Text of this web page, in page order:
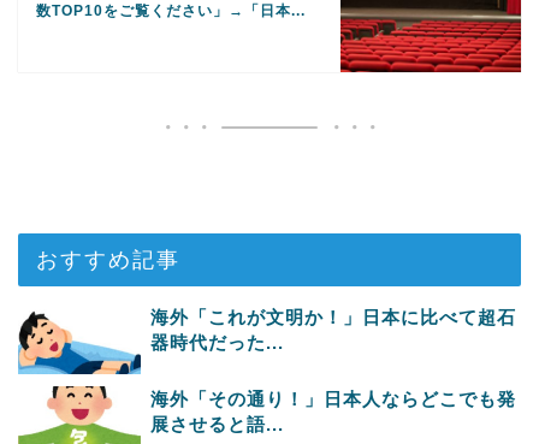
数TOP10をご覧ください」→「日本...
おすすめ記事
海外「これが文明か！」日本に比べて超石
器時代だった...
海外「その通り！」日本人ならどこでも発
展させると語...